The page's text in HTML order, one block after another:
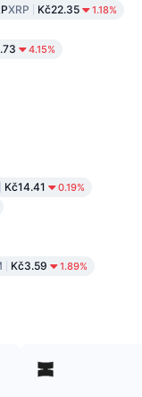
XRP Kč22.35 1.18%
4.15%
Kč14.41 0.19%
Kč3.59 1.89%